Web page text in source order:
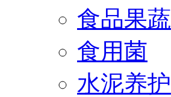
食品果蔬
食用菌
水泥养护